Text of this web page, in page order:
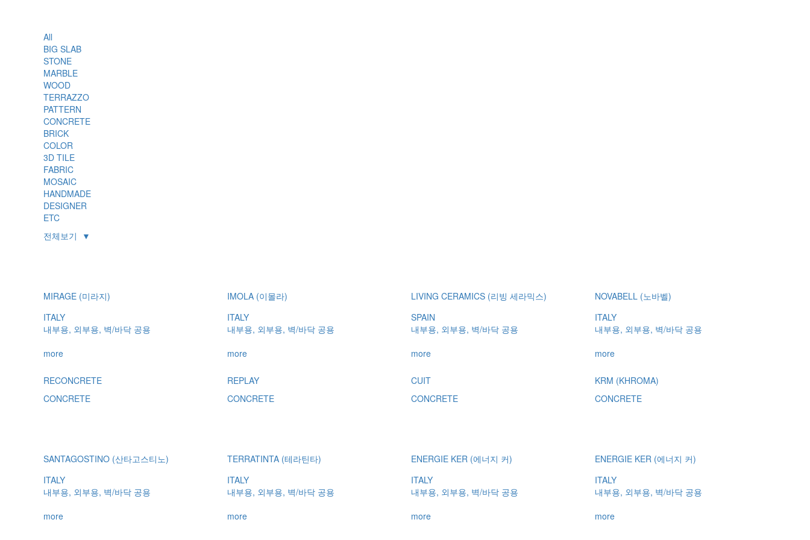
All
BIG SLAB
STONE
MARBLE
WOOD
TERRAZZO
PATTERN
CONCRETE
BRICK
COLOR
3D TILE
FABRIC
MOSAIC
HANDMADE
DESIGNER
ETC
전체보기
▼
MIRAGE (미라지)
ITALY
내부용, 외부용, 벽/바닥 공용
more
RECONCRETE
CONCRETE
IMOLA (이몰라)
ITALY
내부용, 외부용, 벽/바닥 공용
more
REPLAY
CONCRETE
LIVING CERAMICS (리빙 세라믹스)
SPAIN
내부용, 외부용, 벽/바닥 공용
more
CUIT
CONCRETE
NOVABELL (노바벨)
ITALY
내부용, 외부용, 벽/바닥 공용
more
KRM (KHROMA)
CONCRETE
SANTAGOSTINO (산타고스티노)
ITALY
내부용, 외부용, 벽/바닥 공용
more
TERRATINTA (테라틴타)
ITALY
내부용, 외부용, 벽/바닥 공용
more
ENERGIE KER (에너지 커)
ITALY
내부용, 외부용, 벽/바닥 공용
more
ENERGIE KER (에너지 커)
ITALY
내부용, 외부용, 벽/바닥 공용
more